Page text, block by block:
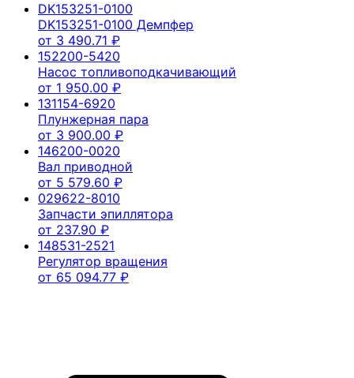
DK153251-0100
DK153251-0100 Демпфер
от 3 490.71 ₽
152200-5420
Насос топливоподкачивающий
от 1 950.00 ₽
131154-6920
Плунжерная пара
от 3 900.00 ₽
146200-0020
Вал приводной
от 5 579.60 ₽
029622-8010
Запчасти эпиллятора
от 237.90 ₽
148531-2521
Регулятор вращения
от 65 094.77 ₽